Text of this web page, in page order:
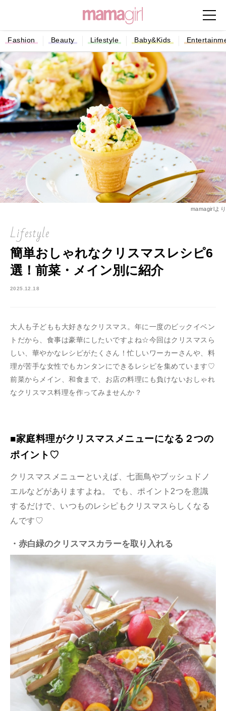
Fashion Beauty Lifestyle Baby&Kids
mamagirlより
Lifestyle
簡単おしゃれなクリスマスレシピ6
選！前菜・メイン別に紹介
2025.12.18
大人も子どもも大好きなクリスマス。年に一度のビックイベン
トだから、食事は豪華にしたいですよね☆今回はクリスマスら
しい、華やかなレシピがたくさん！忙しいワーカーさんや、料
理が苦手な女性でもカンタンにできるレシピを集めています♡
前菜からメイン、和食まで、お店の料理にも負けないおしゃれ
なクリスマス料理を作ってみませんか？
■家庭料理がクリスマスメニューになる２つの
ポイント♡
クリスマスメニューといえば、七面鳥やブッシュドノ
エルなどがありますよね。 でも、ポイント2つを意識
するだけで、いつものレシピもクリスマスらしくなる
んです♡
・赤白緑のクリスマスカラーを取り入れる